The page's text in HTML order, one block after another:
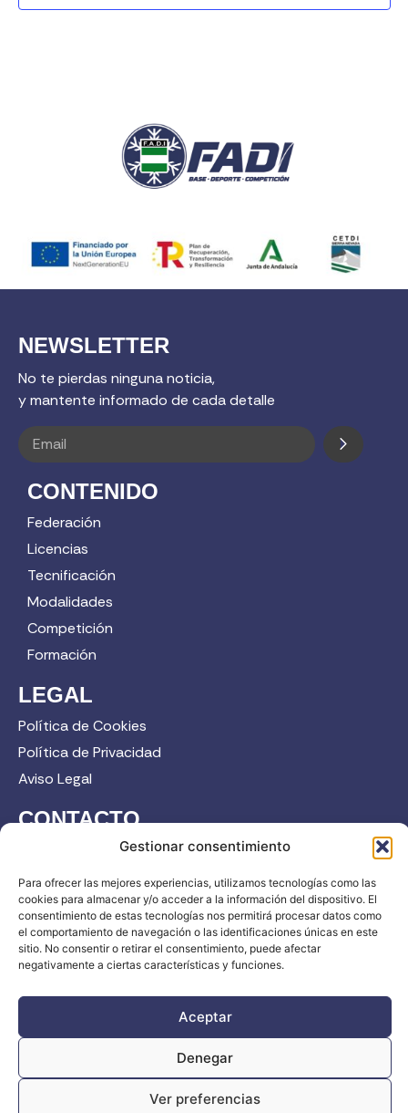
Gestionar consentimiento
Para ofrecer las mejores experiencias, utilizamos tecnologías como las
cookies para almacenar y/o acceder a la información del dispositivo. El
consentimiento de estas tecnologías nos permitirá procesar datos como
el comportamiento de navegación o las identificaciones únicas en este
sitio. No consentir o retirar el consentimiento, puede afectar
negativamente a ciertas características y funciones.
Aceptar
Denegar
Ver preferencias
NEWSLETTER
No te pierdas ninguna noticia,
y mantente informado de cada detalle
CONTENIDO
Federación
Licencias
Tecnificación
Modalidades
Competición
Formación
LEGAL
Política de Cookies
Política de Privacidad
Aviso Legal
CONTACTO
info@fadi.es
C/ Carmen de Burgos, 14, 18008 Granada
Contacta
FADI © 2026. Federación Andaluza de Deportes de Invierno |